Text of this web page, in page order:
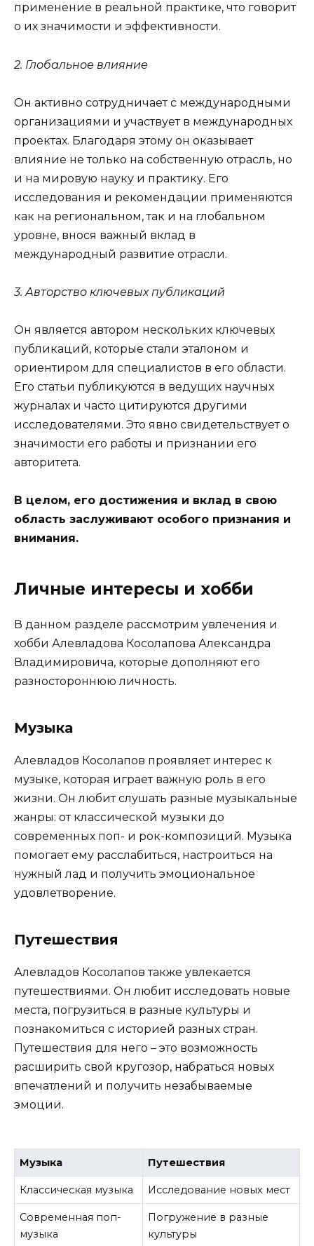
применение в реальной практике, что говорит
о их значимости и эффективности.
2. Глобальное влияние
Он активно сотрудничает с международными
организациями и участвует в международных
проектах. Благодаря этому он оказывает
влияние не только на собственную отрасль, но
и на мировую науку и практику. Его
исследования и рекомендации применяются
как на региональном, так и на глобальном
уровне, внося важный вклад в
международный развитие отрасли.
3. Авторство ключевых публикаций
Он является автором нескольких ключевых
публикаций, которые стали эталоном и
ориентиром для специалистов в его области.
Его статьи публикуются в ведущих научных
журналах и часто цитируются другими
исследователями. Это явно свидетельствует о
значимости его работы и признании его
авторитета.
В целом, его достижения и вклад в свою
область заслуживают особого признания и
внимания.
Личные интересы и хобби
В данном разделе рассмотрим увлечения и
хобби Алевладова Косолапова Александра
Владимировича, которые дополняют его
разностороннюю личность.
Музыка
Алевладов Косолапов проявляет интерес к
музыке, которая играет важную роль в его
жизни. Он любит слушать разные музыкальные
жанры: от классической музыки до
современных поп- и рок-композиций. Музыка
помогает ему расслабиться, настроиться на
нужный лад и получить эмоциональное
удовлетворение.
Путешествия
Алевладов Косолапов также увлекается
путешествиями. Он любит исследовать новые
места, погрузиться в разные культуры и
познакомиться с историей разных стран.
Путешествия для него – это возможность
расширить свой кругозор, набраться новых
впечатлений и получить незабываемые
эмоции.
Музыка Путешествия
Классическая музыка Исследование новых мест
Современная поп-
музыка
Погружение в разные
культуры